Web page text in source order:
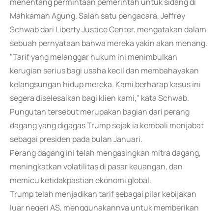
Mahkamah Agung. Salah satu pengacara, Jeffrey
Schwab dari Liberty Justice Center, mengatakan dalam
sebuah pernyataan bahwa mereka yakin akan menang.
"Tarif yang melanggar hukum ini menimbulkan
kerugian serius bagi usaha kecil dan membahayakan
kelangsungan hidup mereka. Kami berharap kasus ini
segera diselesaikan bagi klien kami," kata Schwab.
Pungutan tersebut merupakan bagian dari perang
dagang yang digagas Trump sejak ia kembali menjabat
sebagai presiden pada bulan Januari.
Perang dagang ini telah mengasingkan mitra dagang,
meningkatkan volatilitas di pasar keuangan, dan
memicu ketidakpastian ekonomi global.
Trump telah menjadikan tarif sebagai pilar kebijakan
luar negeri AS, menggunakannya untuk memberikan